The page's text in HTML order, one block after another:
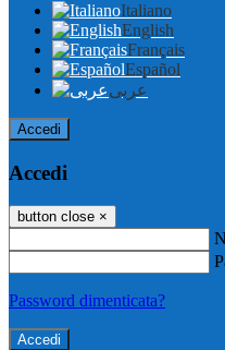
Italiano
English
Français
Español
عربى
Accedi
Accedi
button close ×
Password dimenticata?